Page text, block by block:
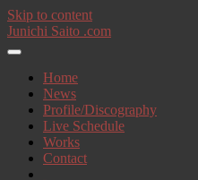
Skip to content
Junichi Saito .com
Home
News
Profile/Discography
Live Schedule
Works
Contact